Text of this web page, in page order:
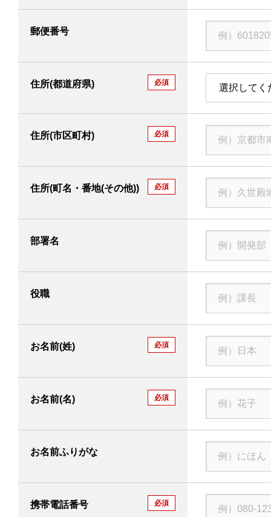
郵便番号
住所(都道府県) 必須 選択してく
住所(市区町村) 必須
住所(町名・番地(その他)) 必須
部署名
役職
お名前(姓) 必須
お名前(名) 必須
お名前ふりがな
携帯電話番号 必須
製品情報
企業情報
このサイトについて ソーシャルメディアポリシー
All Rights Reserved. Copyright(C) NIDEC DRIVE TECHNOLOGY CORPORATION